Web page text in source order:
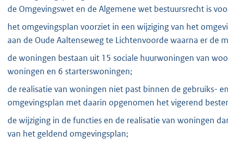
de Omgevingswet en de Algemene wet bestuursrecht is
het omgevingsplan voorziet in een wijziging van het
aan de Oude Aaltenseweg te Lichtenvoorde waarna er de
de woningen bestaan uit 15 sociale huurwoningen van
woningen en 6 starterswoningen;
de realisatie van woningen niet past binnen de gebruiks-
omgevingsplan met daarin opgenomen het vigerend
de wijziging in de functies en de realisatie van woningen
van het geldend omgevingsplan;